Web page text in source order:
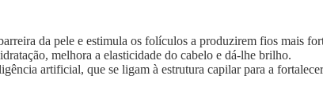
da pele e estimula os folículos a produzirem fios mais
melhora a elasticidade do cabelo e dá-lhe brilho.
artificial, que se ligam à estrutura capilar para a